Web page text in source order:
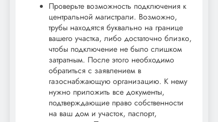
Проверьте возможность подключения к
центральной магистрали. Возможно,
трубы находятся буквально на границе
вашего участка, либо достаточно близко,
чтобы подключение не было слишком
затратным. После этого необходимо
обратиться с заявлением в
газоснабжающую организацию. К нему
нужно приложить все документы,
подтверждающие право собственности
на ваш дом и участок, паспорт,